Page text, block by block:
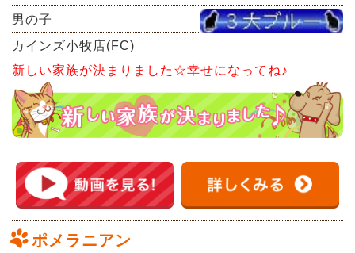
男の子
カインズ小牧店(FC)
新しい家族が決まりました☆幸せになってね♪
ポメラニアン